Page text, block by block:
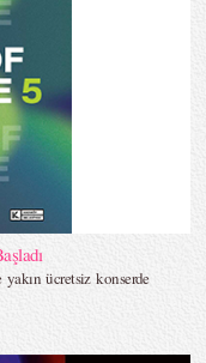
ücretsiz konserde